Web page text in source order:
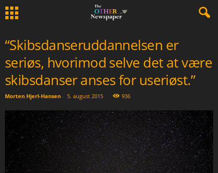
“Skibsdanseruddannelsen er
seriøs, hvorimod selve det at være
skibsdanser anses for useriøst.”
Morten Hjerl-Hansen - 5. august 2015 936